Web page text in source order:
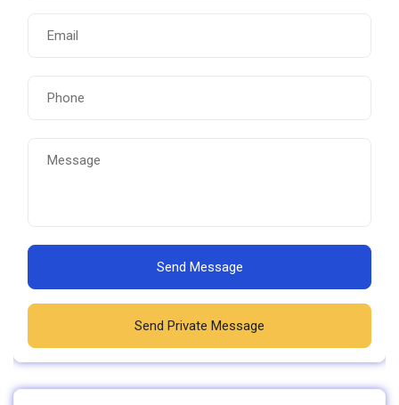
Send Message
Send Private Message